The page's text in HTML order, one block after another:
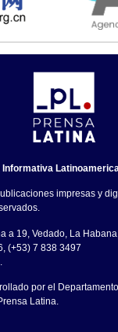
impresas y
a 19, Vedado, La
(+53) 7 838 3497
por el
Latina.